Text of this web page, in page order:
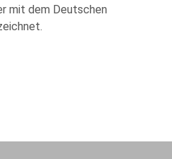
mit dem Deutschen